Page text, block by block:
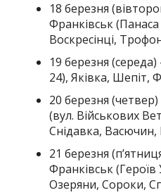
18 березня
Франківськ
Воскресінці,
19 березня
24), Яківка, Шепіт,
20 березня
(вул. Військових
Снідавка, Васючин,
21 березня
Франківськ
Озеряни, Сороки,